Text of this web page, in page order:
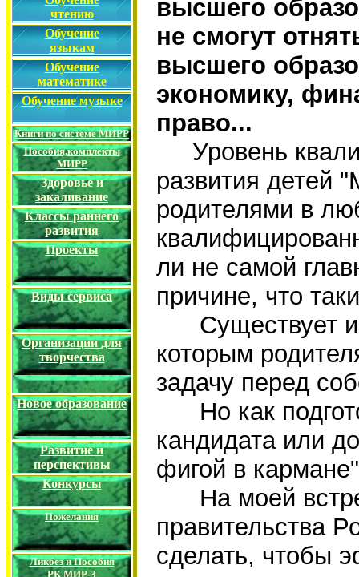
чтению
Обучение
языкам
Обучение
математике
Обучение музыке
Книги по системе МИРР
Пособия,комплекты
МИРР
Здоровье и
закаливание
Классы раннего
развития
Проекты
Виды сервиса
Организации для
творчества
Новое образование
Развитие и
перспективы
Конкурсы
Пожелания
Ликбез и Пособия
РК МИР-3
высшего
не смогут
высшего
экономику,
право...
Уровень
развития детей
родителями в
ли не самой
причине, что
Существует и
которым
задачу перед
Но как
кандидата или
фигой в
На моей
правительства
сделать, чтобы